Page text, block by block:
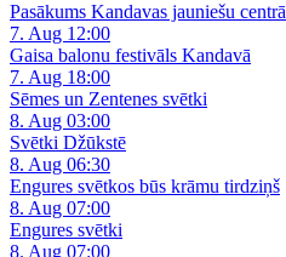
Pasākums Kandavas jauniešu centrā
7. Aug 12:00
Gaisa balonu festivāls Kandavā
7. Aug 18:00
Sēmes un Zentenes svētki
8. Aug 03:00
Svētki Džūkstē
8. Aug 06:30
Engures svētkos būs krāmu tirdziņš
8. Aug 07:00
Engures svētki
8. Aug 07:00